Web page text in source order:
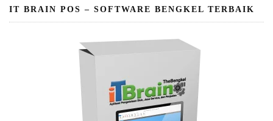
IT BRAIN POS – SOFTWARE BENGKEL TERBAIK